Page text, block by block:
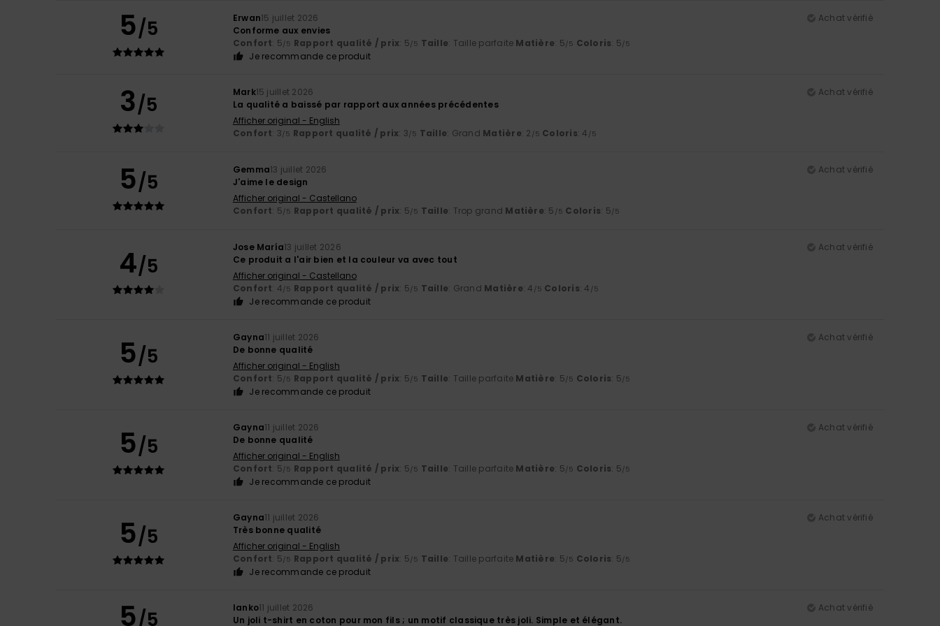
5/5 Erwan15 juillet 2026
Achat vérifié
Conforme aux envies
Confort: 5/5 Rapport qualité / prix: 5/5 Taille: Taille parfaite Matière: 5/5 Coloris: 5/5
Je recommande ce produit
3/5 Mark15 juillet 2026
Achat vérifié
La qualité a baissé par rapport aux années précédentes
Afficher original - English
Confort: 3/5 Rapport qualité / prix: 3/5 Taille: Grand Matière: 2 /5 Coloris: 4 /5
5/5 Gemma13 juillet 2026
Achat vérifié
J'aime le design
Afficher original - Castellano
Confort: 5/5 Rapport qualité / prix: 5/5 Taille: Trop grand Matière: 5 /5 Coloris: 5/5
4/5
Jose María13 juillet 2026
Achat vérifié
Ce produit a l'air bien et la couleur va avec tout
Afficher original - Castellano
Confort: 4/5 Rapport qualité / prix: 5/5 Taille: Grand Matière: 4 /5 Coloris: 4 /5
Je recommande ce produit
5/5
Gayna11 juillet 2026
Achat vérifié
De bonne qualité
Afficher original - English
Confort: 5/5 Rapport qualité / prix: 5/5 Taille: Taille parfaite Matière: 5/5 Coloris: 5/5
Je recommande ce produit
5/5
Gayna11 juillet 2026
Achat vérifié
De bonne qualité
Afficher original - English
Confort: 5/5 Rapport qualité / prix: 5/5 Taille: Taille parfaite Matière: 5/5 Coloris: 5/5
Je recommande ce produit
5/5
Gayna11 juillet 2026
Achat vérifié
Très bonne qualité
Afficher original - English
Confort: 5/5 Rapport qualité / prix: 5/5 Taille: Taille parfaite Matière: 5/5 Coloris: 5/5
Je recommande ce produit
5/5 Ianko11 juillet 2026
Achat vérifié
Un joli t-shirt en coton pour mon fils ; un motif classique très joli. Simple et élégant.